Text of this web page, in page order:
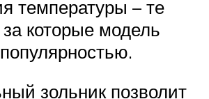
температуры – те
которые модель
зольник позволит